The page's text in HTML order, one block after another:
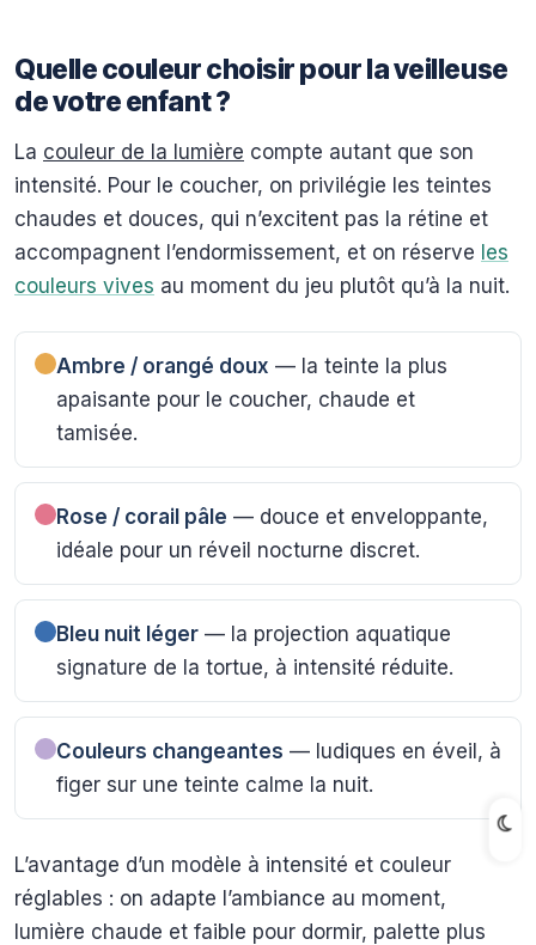
Quelle couleur choisir pour la veilleuse
de votre enfant ?
La couleur de la lumière compte autant que son
intensité. Pour le coucher, on privilégie les teintes
chaudes et douces, qui n’excitent pas la rétine et
accompagnent l’endormissement, et on réserve les
couleurs vives au moment du jeu plutôt qu’à la nuit.
Ambre / orangé doux — la teinte la plus
apaisante pour le coucher, chaude et
tamisée.
Rose / corail pâle — douce et enveloppante,
idéale pour un réveil nocturne discret.
Bleu nuit léger — la projection aquatique
signature de la tortue, à intensité réduite.
Couleurs changeantes — ludiques en éveil, à
figer sur une teinte calme la nuit.
L’avantage d’un modèle à intensité et couleur
réglables : on adapte l’ambiance au moment,
lumière chaude et faible pour dormir, palette plus